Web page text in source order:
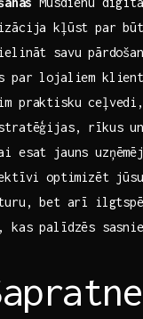
kļūst par
savu
par ​lojaliem
praktisku
rīkus ‌un
esat jauns
optimizēt jūsu⁣
bet arī
palīdzēs⁣